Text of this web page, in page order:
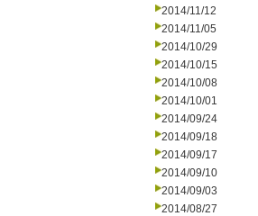
2014/11/12
2014/11/05
2014/10/29
2014/10/15
2014/10/08
2014/10/01
2014/09/24
2014/09/18
2014/09/17
2014/09/10
2014/09/03
2014/08/27